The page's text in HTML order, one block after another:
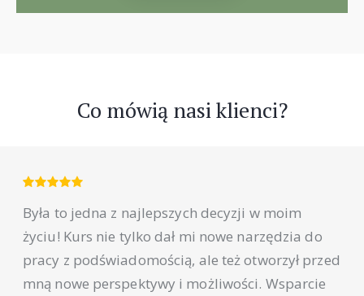
Co mówią nasi klienci?
Była to jedna z najlepszych decyzji w moim
życiu! Kurs nie tylko dał mi nowe narzędzia do
pracy z podświadomością, ale też otworzył przed
mną nowe perspektywy i możliwości. Wsparcie